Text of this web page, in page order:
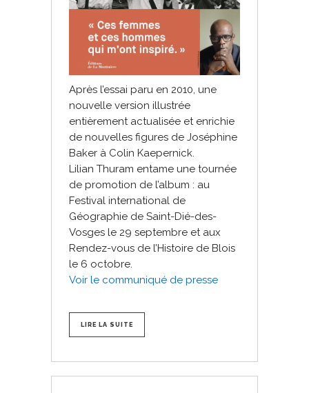
Après l’essai paru en 2010, une
nouvelle version illustrée
entièrement actualisée et enrichie
de nouvelles figures de Joséphine
Baker à Colin Kaepernick.
Lilian Thuram entame une tournée
de promotion de l’album : au
Festival international de
Géographie de Saint-Dié-des-
Vosges le 29 septembre et aux
Rendez-vous de l’Histoire de Blois
le 6 octobre.
Voir le communiqué de presse
LIRE LA SUITE